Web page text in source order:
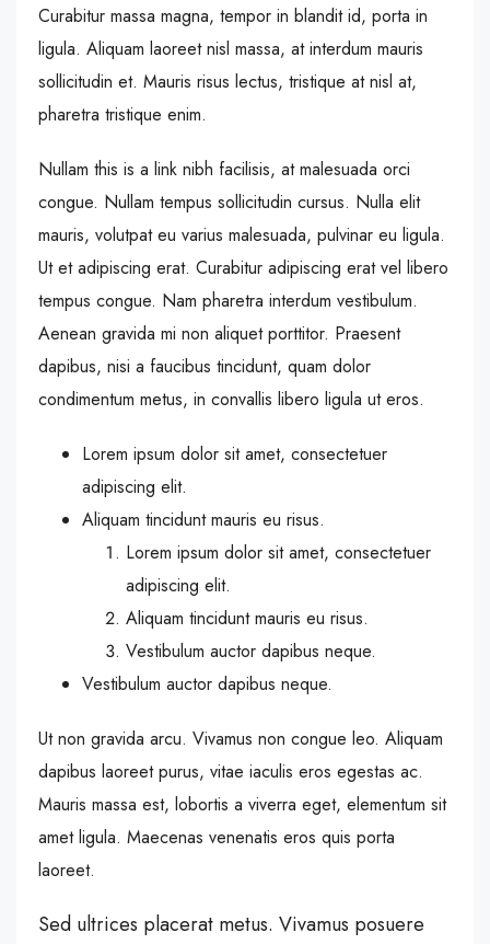
Curabitur massa magna, tempor in blandit id, porta in
ligula. Aliquam laoreet nisl massa, at interdum mauris
sollicitudin et. Mauris risus lectus, tristique at nisl at,
pharetra tristique enim.
Nullam this is a link nibh facilisis, at malesuada orci
congue. Nullam tempus sollicitudin cursus. Nulla elit
mauris, volutpat eu varius malesuada, pulvinar eu ligula.
Ut et adipiscing erat. Curabitur adipiscing erat vel libero
tempus congue. Nam pharetra interdum vestibulum.
Aenean gravida mi non aliquet porttitor. Praesent
dapibus, nisi a faucibus tincidunt, quam dolor
condimentum metus, in convallis libero ligula ut eros.
Lorem ipsum dolor sit amet, consectetuer
adipiscing elit.
Aliquam tincidunt mauris eu risus.
Lorem ipsum dolor sit amet, consectetuer
adipiscing elit.
Aliquam tincidunt mauris eu risus.
Vestibulum auctor dapibus neque.
Vestibulum auctor dapibus neque.
Ut non gravida arcu. Vivamus non congue leo. Aliquam
dapibus laoreet purus, vitae iaculis eros egestas ac.
Mauris massa est, lobortis a viverra eget, elementum sit
amet ligula. Maecenas venenatis eros quis porta
laoreet.
Sed ultrices placerat metus. Vivamus posuere